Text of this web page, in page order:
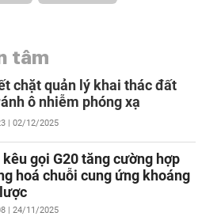
tâm
chặt quản lý khai thác đất
ô nhiễm phóng xạ
| 02/12/2025
gọi G20 tăng cường hợp
hoá chuỗi cung ứng khoáng
| 24/11/2025